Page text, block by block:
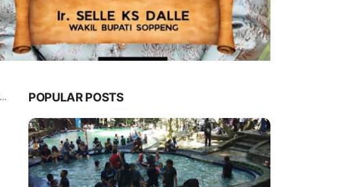
POPULAR POSTS